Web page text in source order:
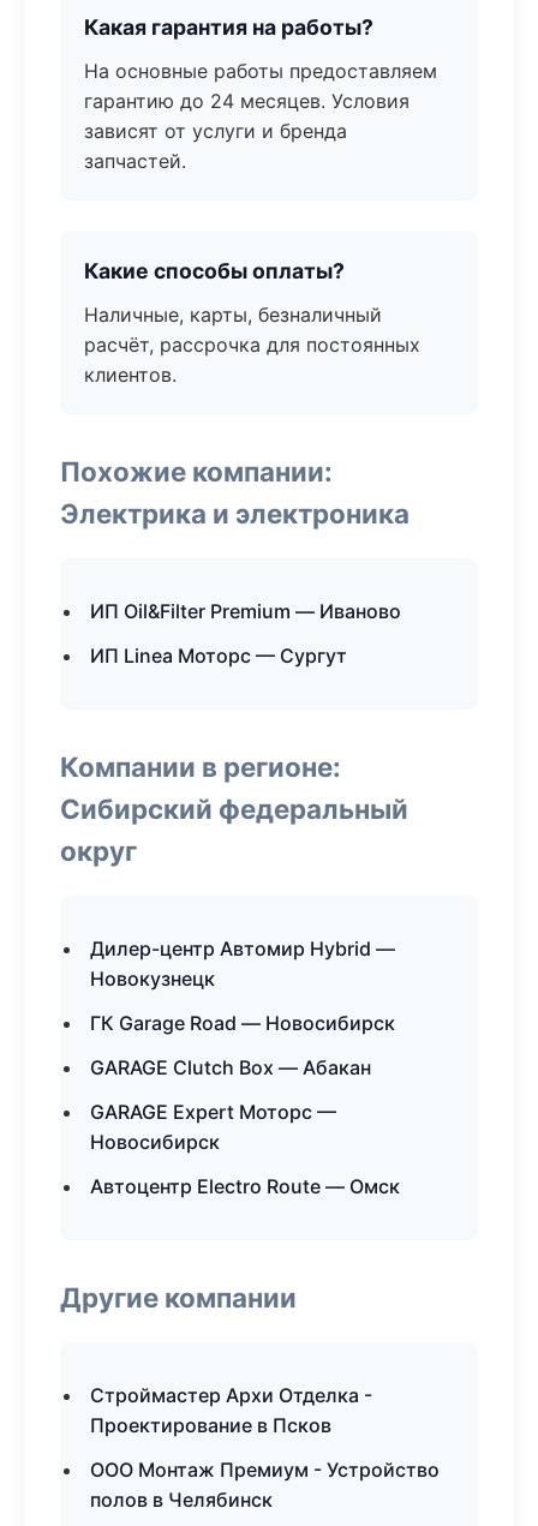
Какая гарантия на работы?
На основные работы предоставляем
гарантию до 24 месяцев. Условия
зависят от услуги и бренда
запчастей.
Какие способы оплаты?
Наличные, карты, безналичный
расчёт, рассрочка для постоянных
клиентов.
Похожие компании:
Электрика и электроника
ИП Oil&Filter Premium — Иваново
ИП Linea Моторс — Сургут
Компании в регионе:
Сибирский федеральный
округ
Дилер-центр Автомир Hybrid —
Новокузнецк
ГК Garage Road — Новосибирск
GARAGE Clutch Box — Абакан
GARAGE Expert Моторс —
Новосибирск
Автоцентр Electro Route — Омск
Другие компании
Строймастер Архи Отделка -
Проектирование в Псков
ООО Монтаж Премиум - Устройство
полов в Челябинск